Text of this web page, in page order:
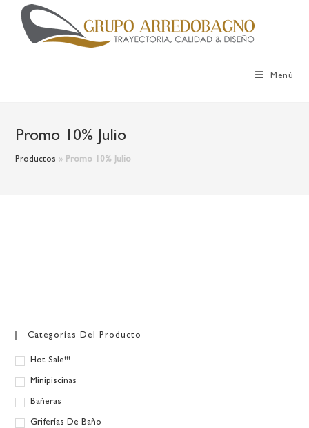
Menú
Promo 10% Julio
Productos » Promo 10% Julio
Categorías Del Producto
Hot Sale!!!
Minipiscinas
Bañeras
Griferías De Baño